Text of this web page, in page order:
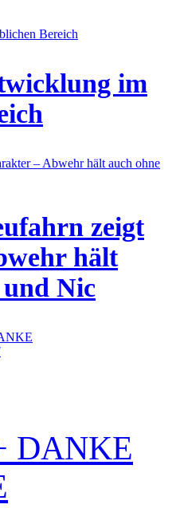
im
zeigt
hält
und Nic
DANKE